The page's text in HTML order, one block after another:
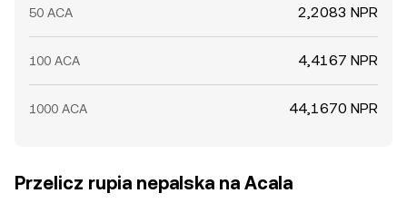
50 ACA 2,2083 NPR
100 ACA 4,4167 NPR
1000 ACA 44,1670 NPR
Przelicz rupia nepalska na Acala